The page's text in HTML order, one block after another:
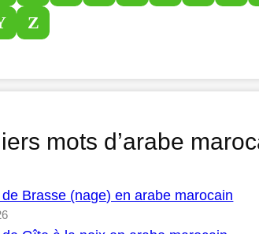
Z
mots d’arabe
Brasse (nage) en arabe marocain